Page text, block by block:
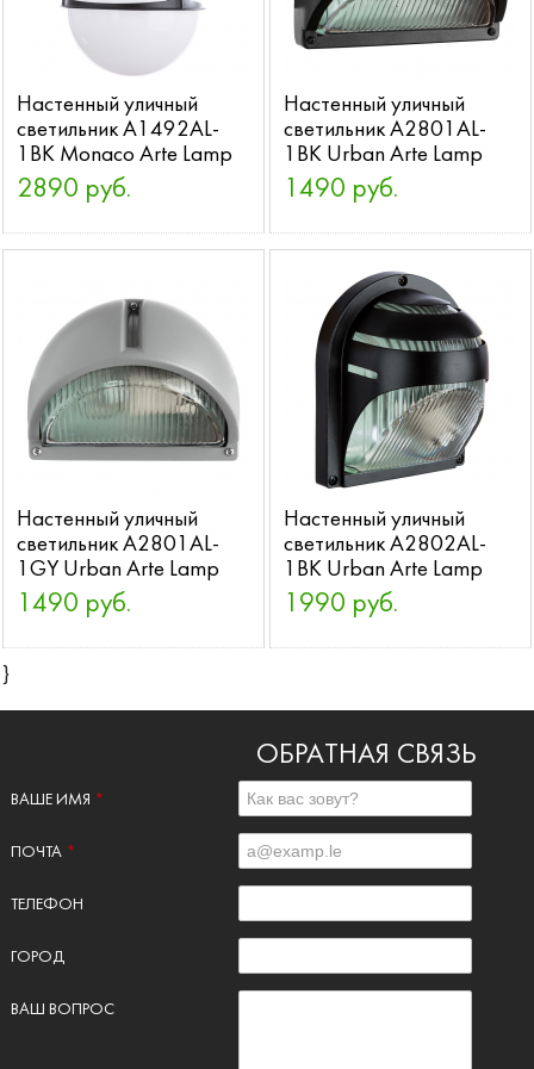
Настенный уличный
светильник A1492AL-
1BK Monaco Arte Lamp
2890 руб.
Настенный уличный
светильник A2801AL-
1BK Urban Arte Lamp
1490 руб.
Настенный уличный
светильник A2801AL-
1GY Urban Arte Lamp
1490 руб.
Настенный уличный
светильник A2802AL-
1BK Urban Arte Lamp
1990 руб.
}
ОБРАТНАЯ СВЯЗЬ
ВАШЕ ИМЯ *
ПОЧТА *
ТЕЛЕФОН
ГОРОД
ВАШ ВОПРОС